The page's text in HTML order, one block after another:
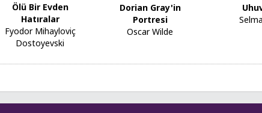
Ölü Bir Evden
Hatıralar
Fyodor Mihayloviç
Dostoyevski
Dorian Gray'in
Portresi
Oscar Wilde